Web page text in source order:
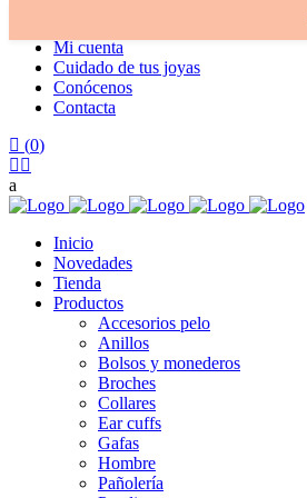
Mi cuenta
Cuidado de tus joyas
Conócenos
Contacta
(0)
Inicio
Novedades
Tienda
Productos
Accesorios pelo
Anillos
Bolsos y monederos
Broches
Collares
Ear cuffs
Gafas
Hombre
Pañolería